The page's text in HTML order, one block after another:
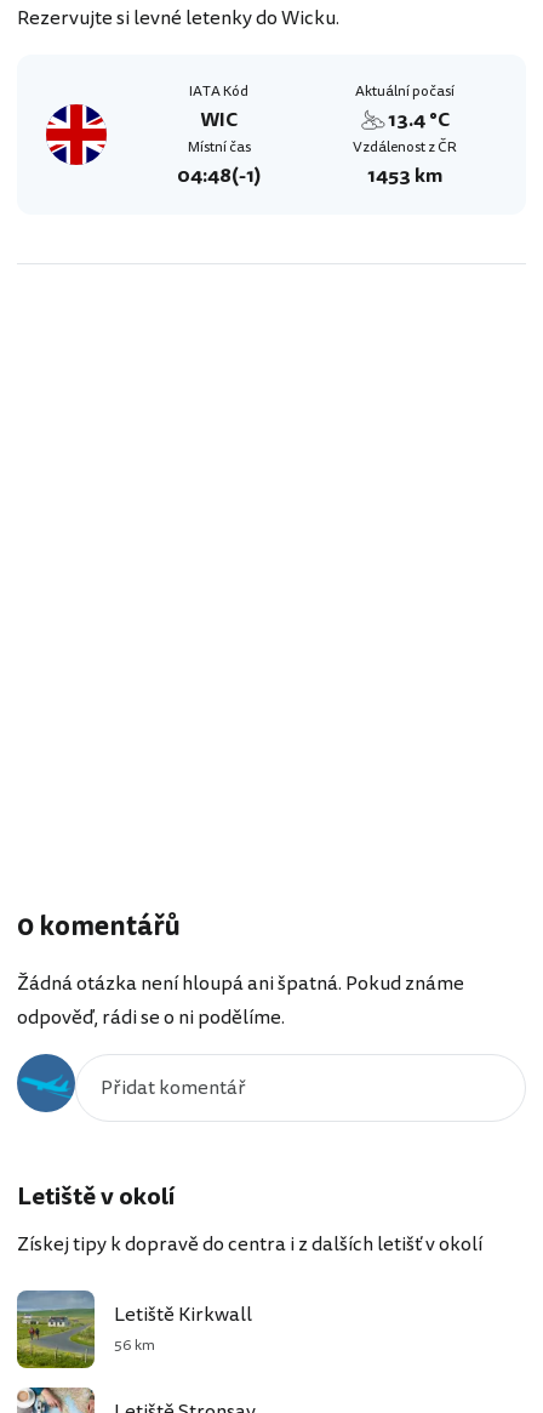
Rezervujte si levné letenky do Wicku.
IATA Kód
WIC
Aktuální počasí
13.4 °C
Místní čas
04:48(-1)
Vzdálenost z ČR
1453 km
0 komentářů
Žádná otázka není hloupá ani špatná. Pokud známe
odpověď, rádi se o ni podělíme.
Letiště v okolí
Získej tipy k dopravě do centra i z dalších letišť v okolí
Letiště Kirkwall
56 km